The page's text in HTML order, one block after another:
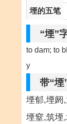
堙的五笔
“堙”
to dam; to
y
带“堙
堙郁,堙阏
堙窒,筑堙